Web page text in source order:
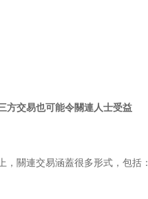
方交易也可能令關連人士受益
關連交易涵蓋很多形式，包括：